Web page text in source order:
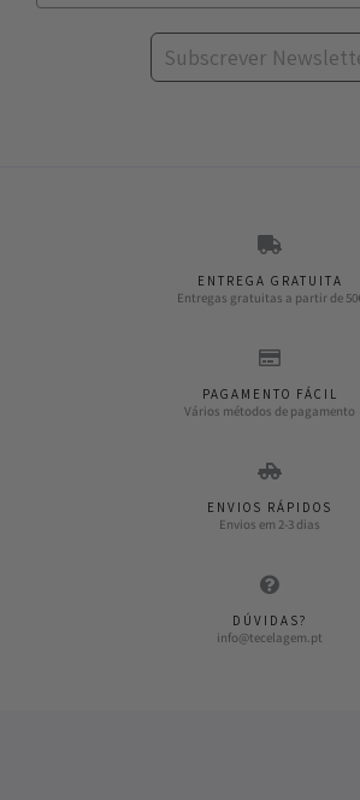
Subscrever
ENTREGA GRATUITA
Entregas gratuitas a partir de
PAGAMENTO FÁCIL
Vários métodos de pagamento
ENVIOS RÁPIDOS
Envios em 2-3 dias
DÚVIDAS?
info@tecelagem.pt